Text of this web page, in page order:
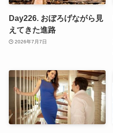
Day226. おぼろげながら見
えてきた進路
2026年7月7日